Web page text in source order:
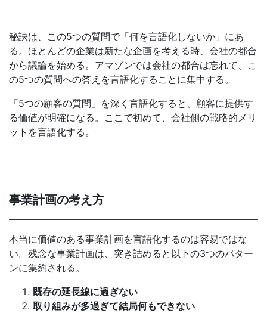
秘訣は、この5つの質問で「何を言語化しないか」にあ
る。ほとんどの企業は新たな企画を考える時、会社の都合
から議論を始める。アマゾンでは会社の都合は忘れて、こ
の5つの質問への答えを言語化することに集中する。
「5つの顧客の質問」を深く言語化すると、顧客に提供す
る価値が明確になる。ここで初めて、会社側の戦略的メリ
ットを言語化する。
事業計画の考え方
本当に価値のある事業計画を言語化するのは容易ではな
い。残念な事業計画は、突き詰めると以下の3つのパター
ンに集約される。
既存の延長線に過ぎない
取り組みが多過ぎて結局何もできない